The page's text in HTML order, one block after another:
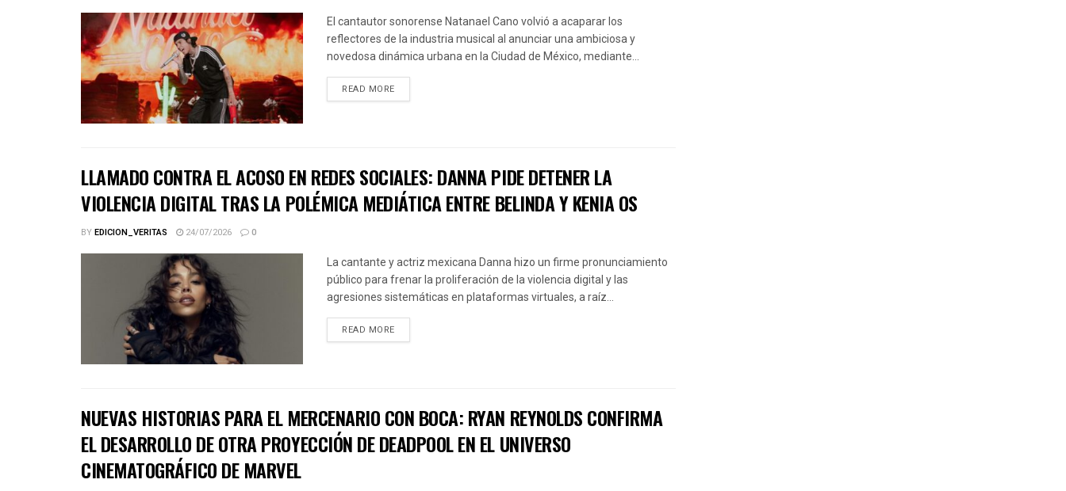
El cantautor sonorense Natanael Cano volvió a acaparar los
reflectores de la industria musical al anunciar una ambiciosa y
novedosa dinámica urbana en la Ciudad de México, mediante...
READ MORE
LLAMADO CONTRA EL ACOSO EN REDES SOCIALES: DANNA PIDE DETENER LA
VIOLENCIA DIGITAL TRAS LA POLÉMICA MEDIÁTICA ENTRE BELINDA Y KENIA OS
BYEDICION_VERITAS 24/07/2026 0
La cantante y actriz mexicana Danna hizo un firme pronunciamiento
público para frenar la proliferación de la violencia digital y las
agresiones sistemáticas en plataformas virtuales, a raíz...
READ MORE
NUEVAS HISTORIAS PARA EL MERCENARIO CON BOCA: RYAN REYNOLDS CONFIRMA
EL DESARROLLO DE OTRA PROYECCIÓN DE DEADPOOL EN EL UNIVERSO
CINEMATOGRÁFICO DE MARVEL